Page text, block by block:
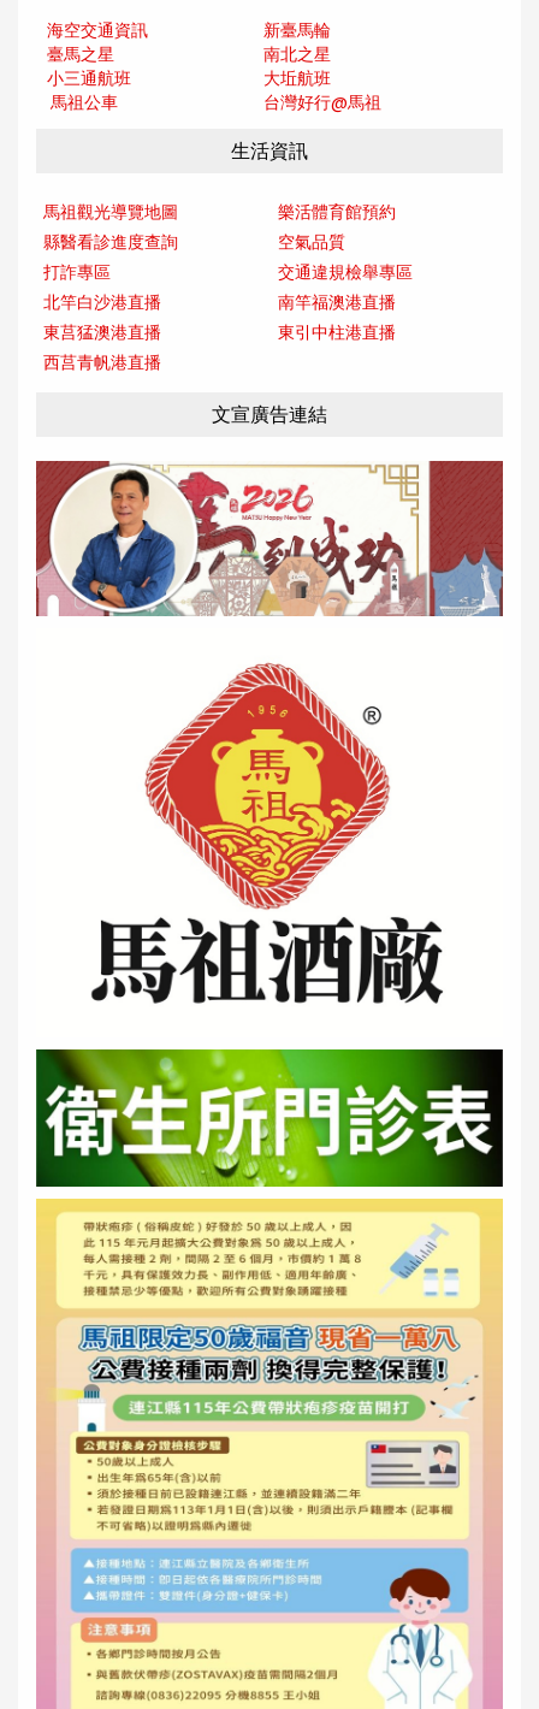
海空交通資訊
新臺馬輪
臺馬之星
南北之星
小三通航班
大坵航班
馬祖公車
台灣好行@馬祖
生活資訊
馬祖觀光導覽地圖
樂活體育館預約
縣醫看診進度查詢
空氣品質
打詐專區
交通違規檢舉專區
北竿白沙港直播
南竿福澳港直播
東莒猛澳港直播
東引中柱港直播
西莒青帆港直播
文宣廣告連結